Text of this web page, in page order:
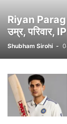
Riyan
उम्र, परिवार,
Shubham Sirohi -